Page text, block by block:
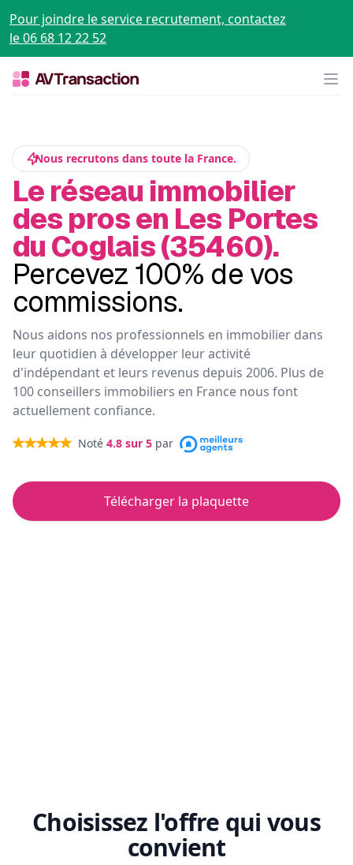
Pour joindre le service recrutement, contactez
le 06 68 12 22 52
Nous recrutons dans toute la France.
Le réseau immobilier
des pros en Les Portes
du Coglais (35460).
Percevez 100% de vos
commissions.
Nous aidons nos professionnels en immobilier dans
leur quotidien à développer leur activité
d'indépendant et leurs revenus depuis 2006. Plus de
100 conseillers immobiliers en France nous font
actuellement confiance.
Noté 4.8 sur 5 par
Télécharger la plaquette
Choisissez l'offre qui vous
convient